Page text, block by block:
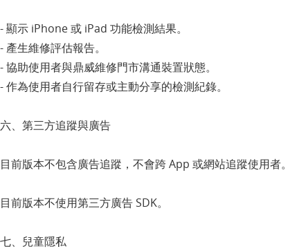
- 顯示 iPhone 或 iPad 功能檢測結果。
- 產生維修評估報告。
- 協助使用者與鼎威維修門市溝通裝置狀態。
- 作為使用者自行留存或主動分享的檢測紀錄。
六、第三方追蹤與廣告
目前版本不包含廣告追蹤，不會跨 App 或網站追蹤使用者。
目前版本不使用第三方廣告 SDK。
七、兒童隱私